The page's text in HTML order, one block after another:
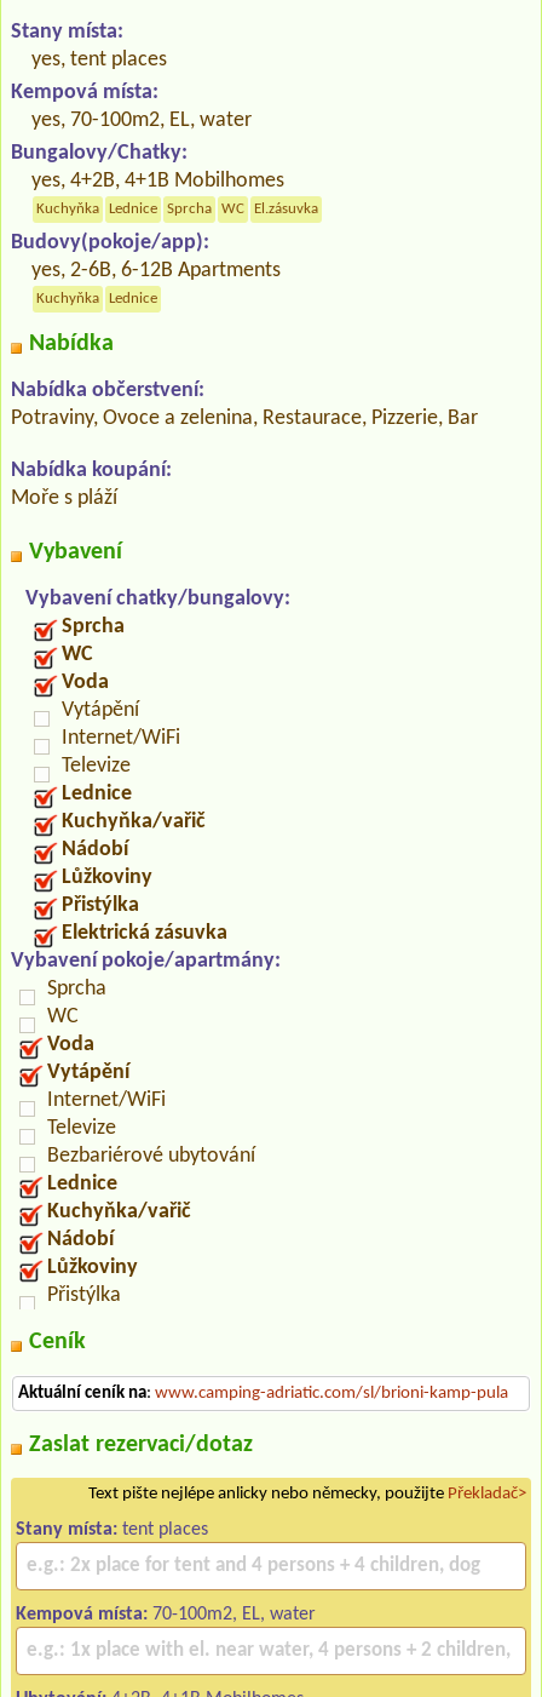
Stany místa:
yes, tent places
Kempová místa:
yes, 70-100m2, EL, water
Bungalovy/Chatky:
yes, 4+2B, 4+1B Mobilhomes
Kuchyňka Lednice Sprcha WC El.zásuvka
Budovy(pokoje/app):
yes, 2-6B, 6-12B Apartments
Kuchyňka Lednice
Nabídka
Nabídka občerstvení:
Potraviny, Ovoce a zelenina, Restaurace, Pizzerie, Bar
Nabídka koupání:
Moře s pláží
Vybavení
Vybavení chatky/bungalovy:
Sprcha
WC
Voda
Vytápění
Internet/WiFi
Televize
Lednice
Kuchyňka/vařič
Nádobí
Lůžkoviny
Přistýlka
Elektrická zásuvka
Vybavení pokoje/apartmány:
Sprcha
WC
Voda
Vytápění
Internet/WiFi
Televize
Bezbariérové ubytování
Lednice
Kuchyňka/vařič
Nádobí
Lůžkoviny
Přistýlka
Ceník
Aktuální ceník na: www.camping-adriatic.com/sl/brioni-kamp-pula
Zaslat rezervaci/dotaz
Text pište nejlépe anlicky nebo německy, použijte Překladač>
Stany místa: tent places
Kempová místa: 70-100m2, EL, water